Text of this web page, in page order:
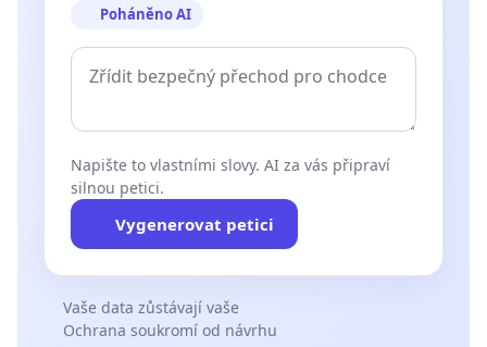
Poháněno AI
Napište to vlastními slovy. AI za vás připraví
silnou petici.
Vygenerovat petici
Vaše data zůstávají vaše
Ochrana soukromí od návrhu